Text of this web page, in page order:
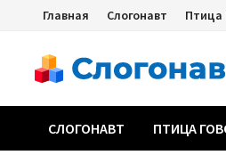
Перейти
содержимому
Главная Слогонавт Птица
СЛОГОНАВТ ПТИЦА